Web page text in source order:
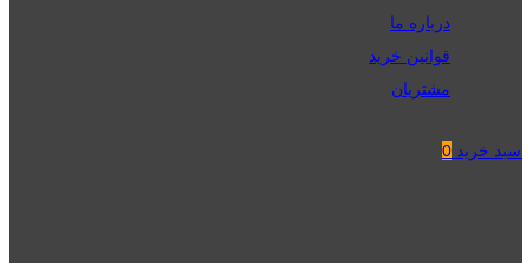
درباره ما
قوانین خرید
مشتریان
سبد خرید 0